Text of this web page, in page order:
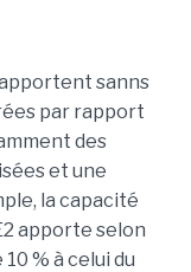
sanns
par rapport
des
et une
la capacité
apporte selon
% à celui du